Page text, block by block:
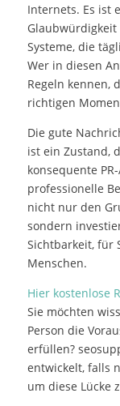
Internets. Es ist
Systeme, die
Wer in diesen
Regeln kennen,
richtigen
Die gute
ist ein Zustand,
konsequente
professionelle
nicht nur den
sondern
Sichtbarkeit, für
Menschen.
Hier kostenlose
Sie möchten
Person die
erfüllen?
entwickelt, falls
um diese Lücke